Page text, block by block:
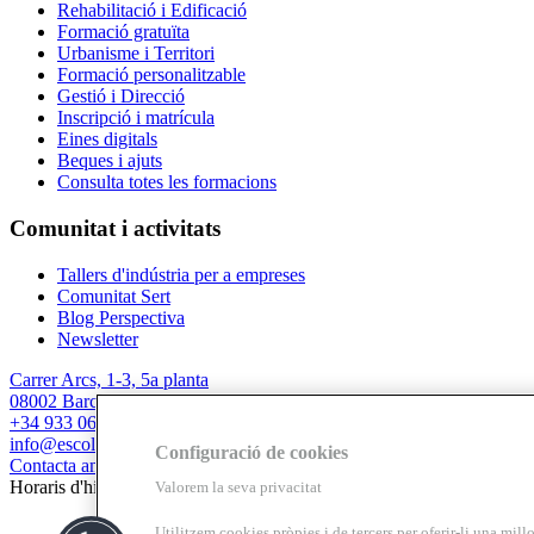
Rehabilitació i Edificació
Formació gratuïta
Urbanisme i Territori
Formació personalitzable
Gestió i Direcció
Inscripció i matrícula
Eines digitals
Beques i ajuts
Consulta totes les formacions
Comunitat i activitats
Tallers d'indústria per a empreses
Comunitat Sert
Blog Perspectiva
Newsletter
Carrer Arcs, 1-3, 5a planta
08002 Barcelona
+34 933 067 844
info@escolasert.com
Contacta amb nosaltres
Horaris d'hivern: DLL a DJ de 8.30 a 16.30 h / DV de 8.30 a 14 h.
Configuració de cookies
Valorem la seva privacitat